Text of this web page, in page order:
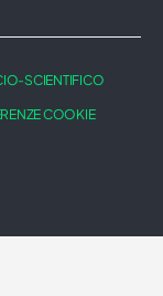
SCIENTIFICO
COOKIE